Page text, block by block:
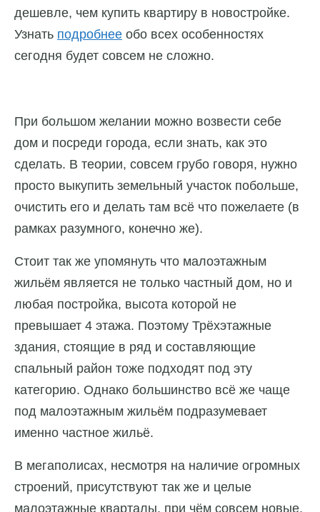
дешевле, чем купить квартиру в новостройке.
Узнать подробнее обо всех особенностях
сегодня будет совсем не сложно.
При большом желании можно возвести себе
дом и посреди города, если знать, как это
сделать. В теории, совсем грубо говоря, нужно
просто выкупить земельный участок побольше,
очистить его и делать там всё что пожелаете (в
рамках разумного, конечно же).
Стоит так же упомянуть что малоэтажным
жильём является не только частный дом, но и
любая постройка, высота которой не
превышает 4 этажа. Поэтому Трёхэтажные
здания, стоящие в ряд и составляющие
спальный район тоже подходят под эту
категорию. Однако большинство всё же чаще
под малоэтажным жильём подразумевает
именно частное жильё.
В мегаполисах, несмотря на наличие огромных
строений, присутствуют так же и целые
малоэтажные кварталы, при чём совсем новые.